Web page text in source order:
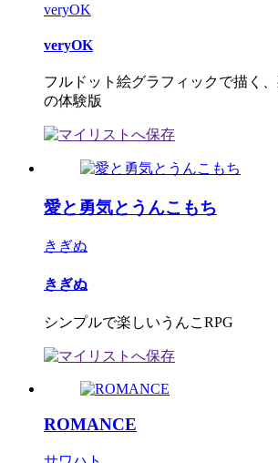
veryOK
veryOK
フルドット絵グラフィックで描く
の体験版
愛と勇気とうんこもち
きぎぬ
きぎぬ
シンプルで楽しいうんこRPG
ROMANCE